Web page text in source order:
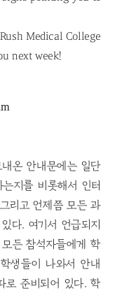
Medical College
next week!
온 안내문에는 일단
지를 비롯해서 인터
리고 언제쯤 모든 과
다. 여기서 언급되지
든 참석자들에게 학
생들이 나와서 안내
로 준비되어 있다. 학